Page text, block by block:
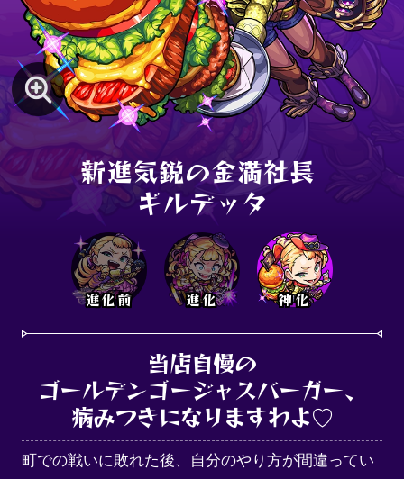
新進気鋭の金満社長
ギルデッタ
進化前 進化 神化
当店自慢の
ゴールデンゴージャスバーガー、
病みつきになりますわよ♡
町での戦いに敗れた後、自分のやり方が間違ってい